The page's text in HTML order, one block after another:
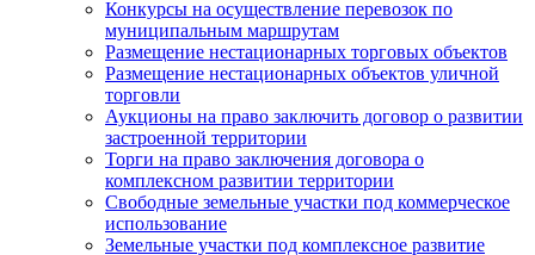
Конкурсы на осуществление перевозок по
муниципальным маршрутам
Размещение нестационарных торговых объектов
Размещение нестационарных объектов уличной
торговли
Аукционы на право заключить договор о развитии
застроенной территории
Торги на право заключения договора о
комплексном развитии территории
Свободные земельные участки под коммерческое
использование
Земельные участки под комплексное развитие